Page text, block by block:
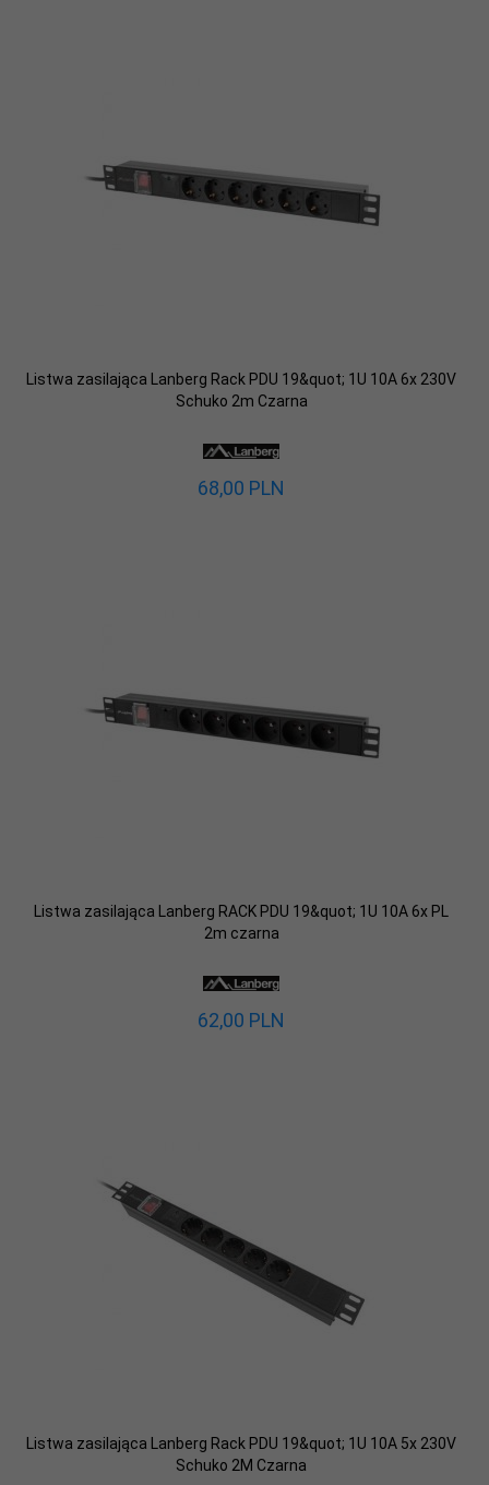
Listwa zasilająca Lanberg Rack PDU 19&quot; 1U 10A 6x 230V
Schuko 2m Czarna
68,00 PLN
Listwa zasilająca Lanberg RACK PDU 19&quot; 1U 10A 6x PL
2m czarna
62,00 PLN
Listwa zasilająca Lanberg Rack PDU 19&quot; 1U 10A 5x 230V
Schuko 2M Czarna